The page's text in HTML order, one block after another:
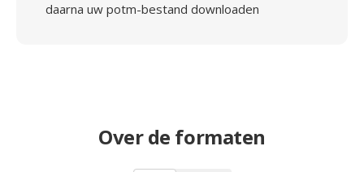
daarna uw potm-bestand downloaden
Over de formaten